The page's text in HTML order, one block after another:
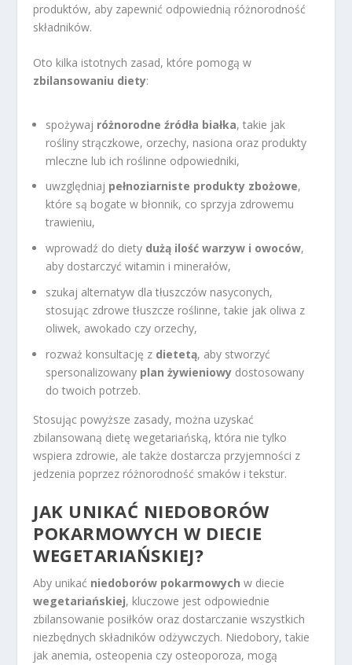
produktów, aby zapewnić odpowiednią różnorodność
składników.
Oto kilka istotnych zasad, które pomogą w
zbilansowaniu diety:
spożywaj różnorodne źródła białka, takie jak
rośliny strączkowe, orzechy, nasiona oraz produkty
mleczne lub ich roślinne odpowiedniki,
uwzględniaj pełnoziarniste produkty zbożowe,
które są bogate w błonnik, co sprzyja zdrowemu
trawieniu,
wprowadź do diety dużą ilość warzyw i owoców,
aby dostarczyć witamin i minerałów,
szukaj alternatyw dla tłuszczów nasyconych,
stosując zdrowe tłuszcze roślinne, takie jak oliwa z
oliwek, awokado czy orzechy,
rozważ konsultację z dietetą, aby stworzyć
spersonalizowany plan żywieniowy dostosowany
do twoich potrzeb.
Stosując powyższe zasady, można uzyskać
zbilansowaną dietę wegetariańską, która nie tylko
wspiera zdrowie, ale także dostarcza przyjemności z
jedzenia poprzez różnorodność smaków i tekstur.
JAK UNIKAĆ NIEDOBORÓW
POKARMOWYCH W DIECIE
WEGETARIAŃSKIEJ?
Aby unikać niedoborów pokarmowych w diecie
wegetariańskiej, kluczowe jest odpowiednie
zbilansowanie posiłków oraz dostarczanie wszystkich
niezbędnych składników odżywczych. Niedobory, takie
jak anemia, osteopenia czy osteoporoza, mogą